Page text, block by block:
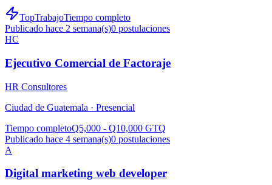
TopTrabajoTiempo completo
Publicado hace 2 semana(s)0 postulaciones
HC
Ejecutivo Comercial de Factoraje
HR Consultores
Ciudad de Guatemala · Presencial
Tiempo completoQ5,000 - Q10,000 GTQ
Publicado hace 4 semana(s)0 postulaciones
A
Digital marketing web developer